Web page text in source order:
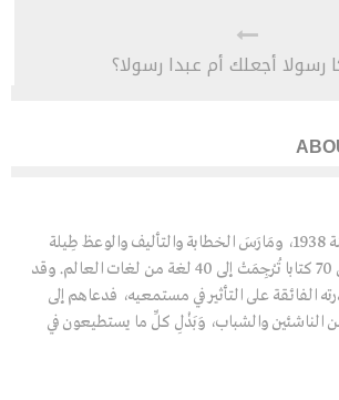
رسولا أجعلك أم عبدا رسولا؟
عالِم ومفكِّر تركي ولد سنة 1938، ومَارَسَ الخطابة والتأليف والوعظ طِيلة
مراحل حياته، له أَزْيَدُ من 70 كتابا تُرْجِمَتْ إلى 40 لغة من لغات العالم. وقد
الفائقة على التأثير في مستمعيه، فدعاهم إلى
الناشئين والشباب، وَبَذْلِ كلِّ ما يستطيعون في